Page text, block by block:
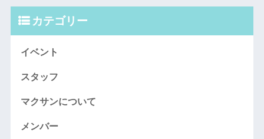
カテゴリー
イベント
スタッフ
マクサンについて
メンバー